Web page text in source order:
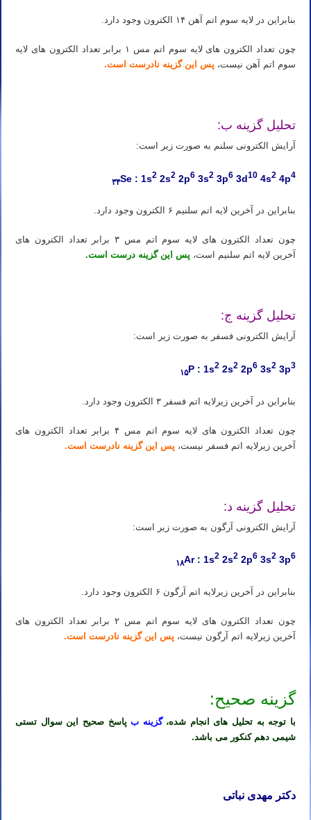
بنابراین در لایه سوم اتم آهن ۱۴ الکترون وجود دارد.
چون تعداد الکترون های لایه سوم اتم مس ۱ برابر تعداد الکترون های لایه
سوم اتم آهن نیست، پس این گزینه نادرست است.
تحلیل گزینه ب:
آرایش الکترونی سلنم به صورت زیر است:
۳۴Se : 1s22s22p63s23p63d104s24p4
بنابراین در آخرین لایه اتم سلنیم ۶ الکترون وجود دارد.
چون تعداد الکترون های لایه سوم اتم مس ۳ برابر تعداد الکترون های
آخرین لایه اتم سلنیم است، پس این گزینه درست است.
تحلیل گزینه ج:
آرایش الکترونی فسفر به صورت زیر است:
۱۵P : 1s22s22p63s23p3
بنابراین در آخرین زیرلایه اتم فسفر ۳ الکترون وجود دارد.
چون تعداد الکترون های لایه سوم اتم مس ۴ برابر تعداد الکترون های
آخرین زیرلایه اتم فسفر نیست، پس این گزینه نادرست است.
تحلیل گزینه د:
آرایش الکترونی آرگون به صورت زیر است:
۱۸Ar : 1s22s22p63s23p6
بنابراین در آخرین زیرلایه اتم آرگون ۶ الکترون وجود دارد.
چون تعداد الکترون های لایه سوم اتم مس ۲ برابر تعداد الکترون های
آخرین زیرلایه اتم آرگون نیست، پس این گزینه نادرست است.
گزینه صحیح:
با توجه به تحلیل های انجام شده، گزینه بپاسخ صحیح این سوال تستی
شیمی دهم کنکور می باشد.
دکتر مهدی نباتی